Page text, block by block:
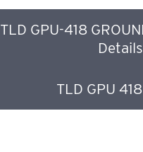
TLD GPU-418
Details
TLD GPU